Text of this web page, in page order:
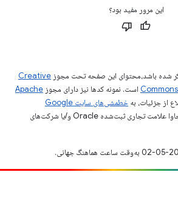
این مرور مفید بود؟
شده باشد،‌محتوای این صفحه تحت مجوز Creative
است. نمونه کدها نیز دارای مجوز Apache
از جزئیات، به
خطمشی‌های سایت Google
مراجعه کنید. جاوا علامت تجاری ثبت‌شده Oracle و/یا شرکت‌های